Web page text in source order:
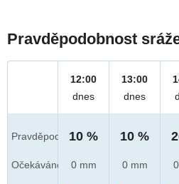
Pravděpodobnost
Pravděpod.
Očekáváno
12:00
dnes
10 %
0 mm
13:00
dnes
10 %
0 mm